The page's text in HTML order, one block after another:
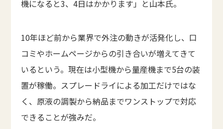
機になると3、4日はかかります」と山本氏。
10年ほど前から業界で外注の動きが活発化し、口
コミやホームページからの引き合いが増えてきて
いるという。現在は小型機から量産機まで5台の装
置が稼働。スプレードライによる加工だけではな
く、原液の調製から納品までワンストップで対応
できることが強みだ。